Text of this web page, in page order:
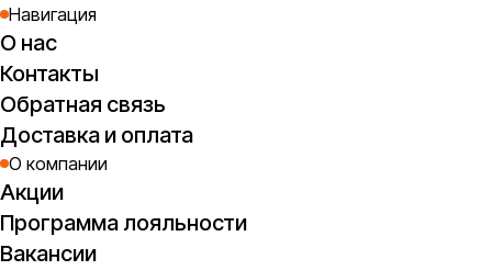
Навигация
О нас
Контакты
Обратная связь
Доставка и оплата
О компании
Акции
Программа лояльности
Вакансии